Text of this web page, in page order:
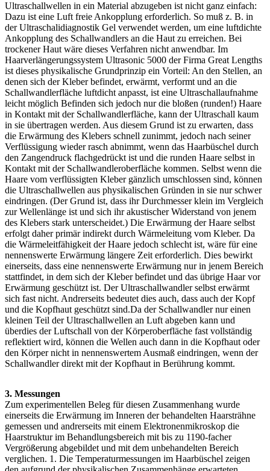
Ultraschallwellen in ein Material abzugeben ist nicht ganz einfach:
Dazu ist eine Luft freie Ankopplung erforderlich. So muß z. B. in
der Ultraschalidiagnostik Gel verwendet werden, um eine luftdichte
Ankopplung des Schallwandlers an die Haut zu erreichen. Bei
trockener Haut wäre dieses Verfahren nicht anwendbar. Im
Haarverlängerungssystem Ultrasonic 5000 der Firma Great Lengths
ist dieses physikalische Grundprinzip ein Vorteil: An den Stellen, an
denen sich der Kleber befindet, erwärmt, verformt und an die
Schallwandlerfläche luftdicht anpasst, ist eine Ultraschallaufnahme
leicht möglich Befinden sich jedoch nur die bloßen (runden!) Haare
in Kontakt mit der Schallwandlerfläche, kann der Ultraschall kaum
in sie übertragen werden. Aus diesem Grund ist zu erwarten, dass
die Erwärmung des Klebers schnell zunimmt, jedoch nach seiner
Verflüssigung wieder rasch abnimmt, wenn das Haarbüschel durch
den Zangendruck flachgedrückt ist und die runden Haare selbst in
Kontakt mit der Schallwandleroberfläche kommen. Selbst wenn die
Haare vom verflüssigten Kleber gänzlich umschlossen sind, können
die Ultraschallwellen aus physikalischen Gründen in sie nur schwer
eindringen. (Der Grund ist, dass ihr Durchmesser klein im Vergleich
zur Wellenlänge ist und sich ihr akustischer Widerstand von jenem
des Klebers stark unterscheidet.) Die Erwärmung der Haare selbst
erfolgt daher primär indirekt durch Wärmeleitung vom Kleber. Da
die Wärmeleitfähigkeit der Haare jedoch schlecht ist, wäre für eine
nennenswerte Erwärmung längere Zeit erforderlich. Dies bewirkt
einerseits, dass eine nennenswerte Erwärmung nur in jenem Bereich
stattfindet, in dem sich der Kleber befindet und das übrige Haar vor
Erwärmung geschützt ist. Der Ultraschallwandler selbst erwärmt
sich fast nicht. Andrerseits bedeutet dies auch, dass auch der Kopf
und die Kopfhaut geschützt sind.Da der Schallwandler nur einen
kleinen Teil der Ultraschallwellen an Luft abgeben kann und
überdies der Luftschall von der Körperoberfläche fast vollständig
reflektiert wird, können die Wellen auch dann in die Kopfhaut oder
den Körper nicht in nennenswertem Ausmaß eindringen, wenn der
Schallwandler direkt mit der Kopfhaut in Berührung kommt.
3. Messungen
Zum experimentellen Beleg für diesen Zusammenhang wurde
einerseits die Erwärmung im Inneren der behandelten Haarsträhne
gemessen und andrerseits mit einem Elektronenmikroskop die
Haarstruktur im Behandlungsbereich mit bis zu 1190-facher
Vergrößerung abgebildet und mit dem unbehandelten Bereich
verglichen. 1. Die Temperaturmessungen im Haarbüschel zeigen